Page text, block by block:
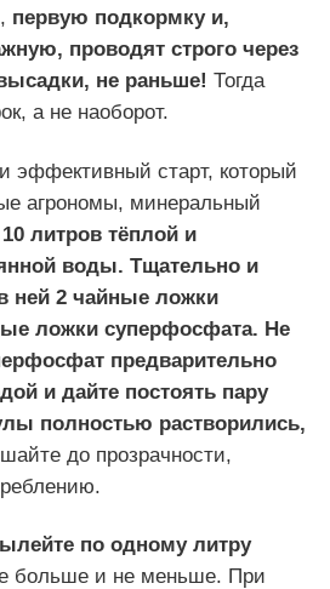
первую подкормку и,
проводят строго через
не раньше! Тогда
а не наоборот.
эффективный старт, который
агрономы, минеральный
литров тёплой и
воды. Тщательно и
ней 2 чайные ложки
ложки суперфосфата. Не
предварительно
и дайте постоять пару
полностью растворились,
до прозрачности,
по одному литру
больше и не меньше. При